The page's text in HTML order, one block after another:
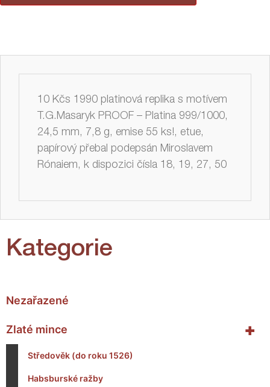
Kategorie
Nezařazené
+
Zlaté mince
Středověk (do roku 1526)
Habsburské ražby
10 Kčs 1990 platinová replika s motívem
T.G.Masaryk PROOF – Platina 999/1000,
24,5 mm, 7,8 g, emise 55 ks!, etue,
papírový přebal podepsán Miroslavem
Rónaiem, k dispozici čísla 18, 19, 27, 50